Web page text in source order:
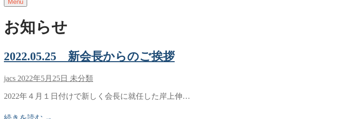
Menu
お知らせ
2022.05.25 新会長からのご挨拶
jacs 2022年5月25日 未分類
2022年４月１日付けで新しく会長に就任した岸上伸…